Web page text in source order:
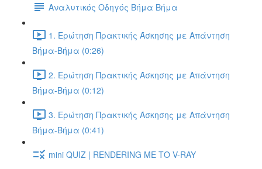
Αναλυτικός Οδηγός Βήμα Βήμα
1. Ερώτηση Πρακτικής Άσκησης με Απάντηση
Βήμα-Βήμα (0:26)
2. Ερώτηση Πρακτικής Άσκησης με Απάντηση
Βήμα-Βήμα (0:12)
3. Ερώτηση Πρακτικής Άσκησης με Απάντηση
Βήμα-Βήμα (0:41)
mini QUIZ | RENDERING ΜΕ ΤΟ V-RAY